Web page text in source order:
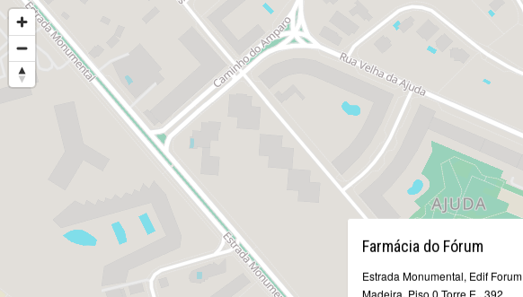
Farmácia do Fórum
Estrada Monumental, Edif Forum
Madeira, Piso 0 Torre E,, 392